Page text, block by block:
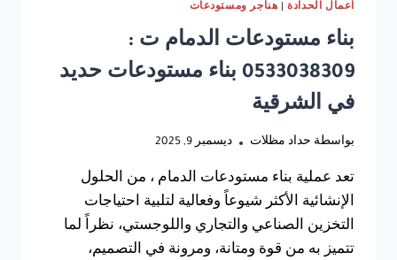
اعمال الحدادة| هناجر ومستودعات
بناء مستودعات الدمام ت :
0533038309 بناء مستودعات حديد
في الشرقية
بواسطة حداد مظلات ديسمبر 9, 2025
تعد عملية بناء مستودعات الدمام ، من الحلول
الإنشائية الأكثر شيوعاً وفعالية لتلبية احتياجات
التخزين الصناعي والتجاري واللوجستي، نظراً لما
تتميز به من قوة ومتانة، ومرونة في التصميم،